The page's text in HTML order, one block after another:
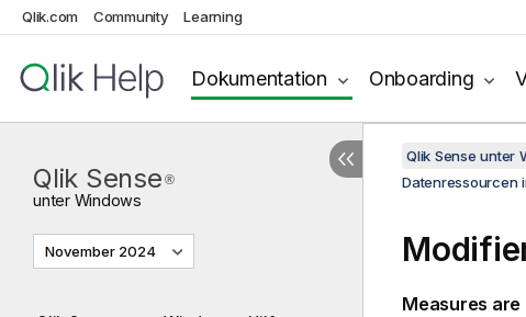
Qlik.com Community Learning
Dokumentation Onboarding
Qlik Sense ®
unter Windows
November 2024
Qlik Sense unter
Datenressourcen
Measures